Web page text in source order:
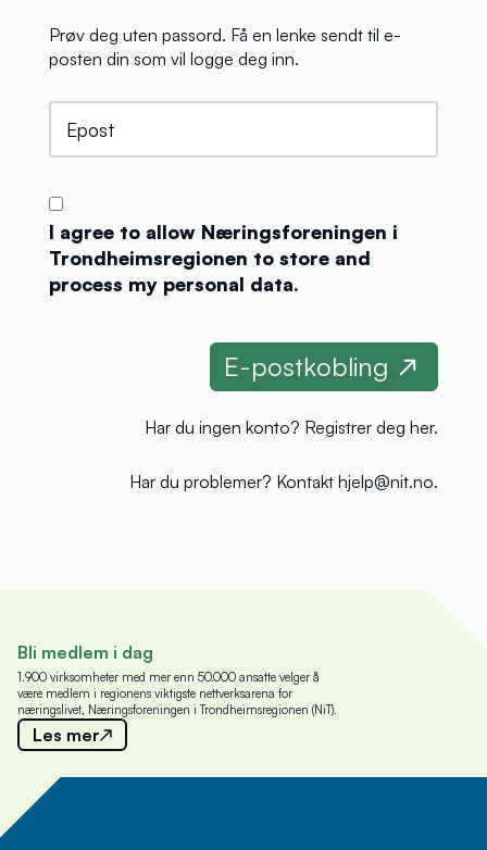
Prøv deg uten passord. Få en lenke sendt til e-
posten din som vil logge deg inn.
I agree to allow Næringsforeningen i
Trondheimsregionen to store and
process my personal data.
Har du ingen konto? Registrer deg her.
Har du problemer? Kontakt hjelp@nit.no.
Bli medlem i dag
1.900 virksomheter med mer enn 50.000 ansatte velger å
være medlem i regionens viktigste nettverksarena for
næringslivet, Næringsforeningen i Trondheimsregionen (NiT).
Les mer